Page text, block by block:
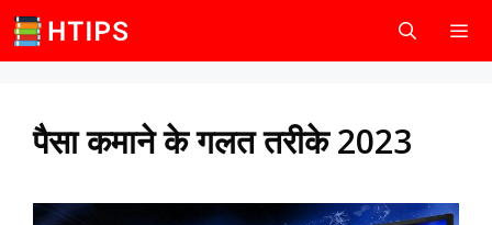
Skip
to
पैसा कमाने के गलत तरीके 2023